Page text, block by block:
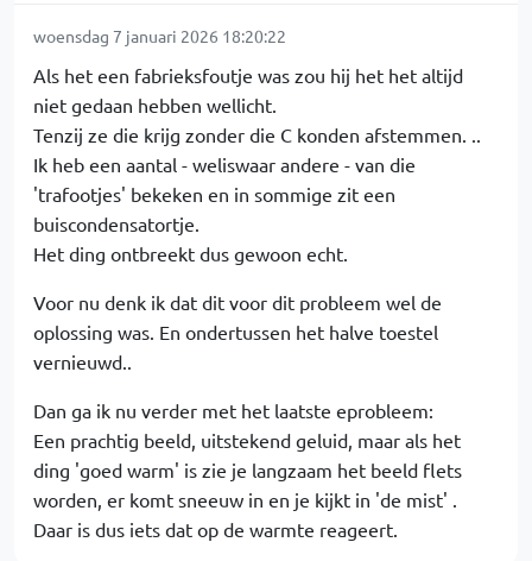
woensdag 7 januari 2026 18:20:22
Als het een fabrieksfoutje was zou hij het het altijd
niet gedaan hebben wellicht.
Tenzij ze die krijg zonder die C konden afstemmen. ..
Ik heb een aantal - weliswaar andere - van die
'trafootjes' bekeken en in sommige zit een
buiscondensatortje.
Het ding ontbreekt dus gewoon echt.
Voor nu denk ik dat dit voor dit probleem wel de
oplossing was. En ondertussen het halve toestel
vernieuwd..
Dan ga ik nu verder met het laatste eprobleem:
Een prachtig beeld, uitstekend geluid, maar als het
ding 'goed warm' is zie je langzaam het beeld flets
worden, er komt sneeuw in en je kijkt in 'de mist' .
Daar is dus iets dat op de warmte reageert.